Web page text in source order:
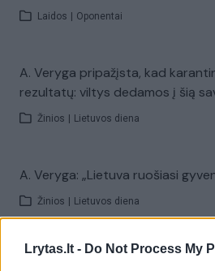
Lrytas.lt - Do Not Process My
Laidos Oponentai
A. Veryga pripažįsta, kad
rezultatų: viltys dedamos į šią
Žinios Lietuvos diena
A. Veryga: „Lietuva ruošiasi
Žinios Lietuvos diena
A. Verygos žinia politikams: